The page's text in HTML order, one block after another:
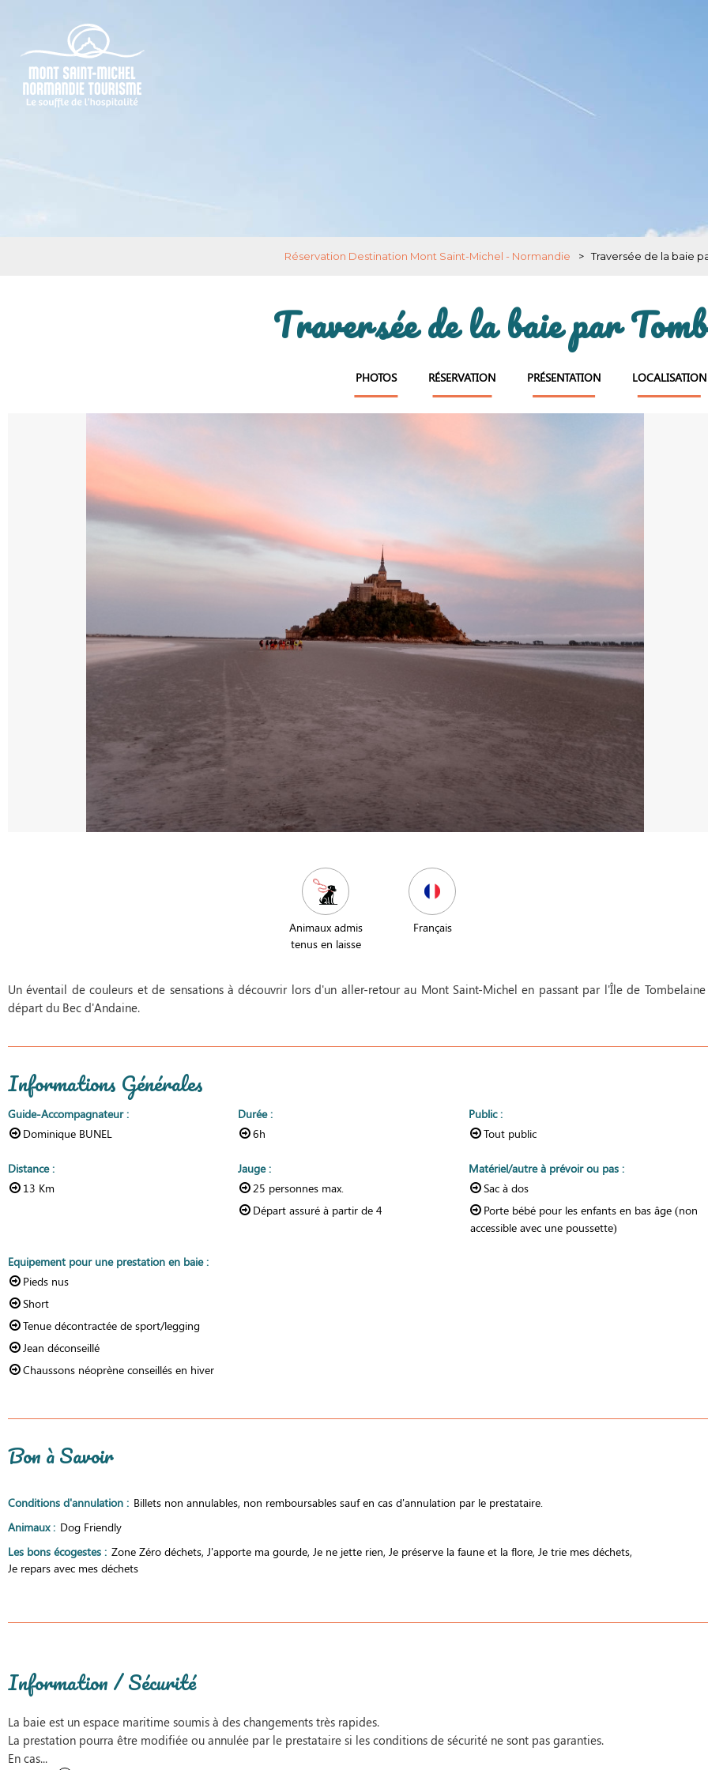
Réservation Destination Mont Saint-Michel - Normandie > Traversée de la baie
Traversée de la baie par
PHOTOS RÉSERVATION PRÉSENTATION LOCALISATION
Animaux admis
tenus en laisse
Français
Un éventail de couleurs et de sensations à découvrir lors d'un aller-retour au Mont Saint-Michel en passant par l'Île de
départ du Bec d'Andaine.
Informations Générales
Guide-Accompagnateur:
Dominique BUNEL
Durée:
6h
Public:
Tout public
Distance:
13 Km
Jauge:
25 personnes max.
Départ assuré à partir de 4
Matériel/autre à prévoir ou pas :
Sac à dos
Porte bébé pour les enfants en bas âge (non
accessible avec une poussette)
Equipement pour une prestation en baie:
Pieds nus
Short
Tenue décontractée de sport/legging
Jean déconseillé
Chaussons néoprène conseillés en hiver
Bon à Savoir
Conditions d'annulation : Billets non annulables, non remboursables sauf en cas d'annulation par le prestataire.
Animaux: Dog Friendly
Les bons écogestes : Zone Zéro déchets J'apporte ma gourde Je ne jette rien Je préserve la faune et la flore Je trie mes déchets
Je repars avec mes déchets
Information / Sécurité
La baie est un espace maritime soumis à des changements très rapides.
La prestation pourra être modifiée ou annulée par le prestataire si les conditions de sécurité ne sont pas garanties.
En cas...